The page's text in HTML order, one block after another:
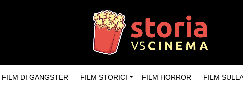
FILM DI GANGSTER FILM STORICI FILM HORROR FILM